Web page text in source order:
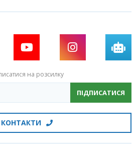
на розсилку
ПІДПИСАТИСЯ
КОНТАКТИ